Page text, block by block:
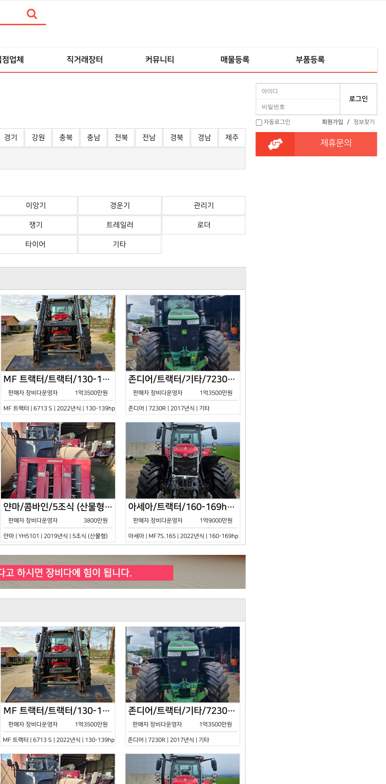
점업체 직거래장터 커뮤니티 매물등록 부품등록
경기 강원 충북 충남 전북 전남 경북 경남 제주
이앙기 경운기 관리기
쟁기 트레일러 로더
타이어 기타
년식 | 기타
MF 트랙터/트랙터/130-139hp/6713 S/2022년식
판매자 장비다운영자 1억3500만원
MF 트랙터 | 6713 S | 2022년식 | 130-139hp
존디어/트랙터/기타/7230R/2017년식
판매자 장비다운영자 1억3500만원
존디어 | 7230R | 2017년식 | 기타
얀마/콤바인/5조식 (산물형)/YH5101/2019년식
판매자 장비다운영자 3800만원
얀마 | YH5101 | 2019년식 | 5조식 (산물형)
아세아/트랙터/160-169hp/MF7S.165/2023년식
판매자 장비다운영자 1억9000만원
아세아 | MF7S.165 | 2022년식 | 160-169hp
년식 | 기타
MF 트랙터/트랙터/130-139hp/6713 S/2022년식
판매자 장비다운영자 1억3500만원
MF 트랙터 | 6713 S | 2022년식 | 130-139hp
존디어/트랙터/기타/7230R/2017년식
판매자 장비다운영자 1억3500만원
존디어 | 7230R | 2017년식 | 기타
자동로그인 회원가입 / 정보찾기
제휴문의